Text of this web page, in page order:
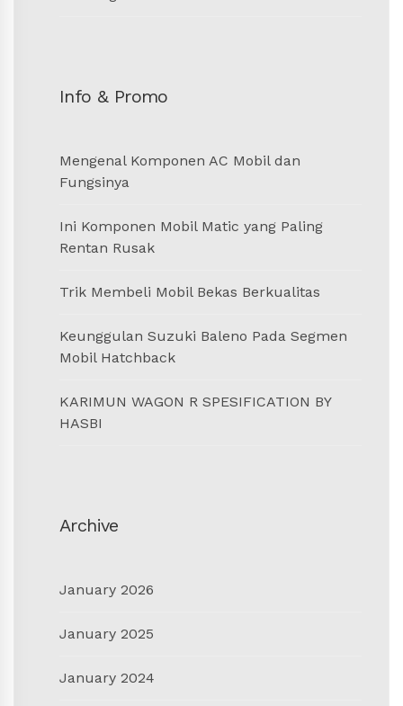
Info & Promo
Mengenal Komponen AC Mobil dan
Fungsinya
Ini Komponen Mobil Matic yang Paling
Rentan Rusak
Trik Membeli Mobil Bekas Berkualitas
Keunggulan Suzuki Baleno Pada Segmen
Mobil Hatchback
KARIMUN WAGON R SPESIFICATION BY
HASBI
Archive
January 2026
January 2025
January 2024